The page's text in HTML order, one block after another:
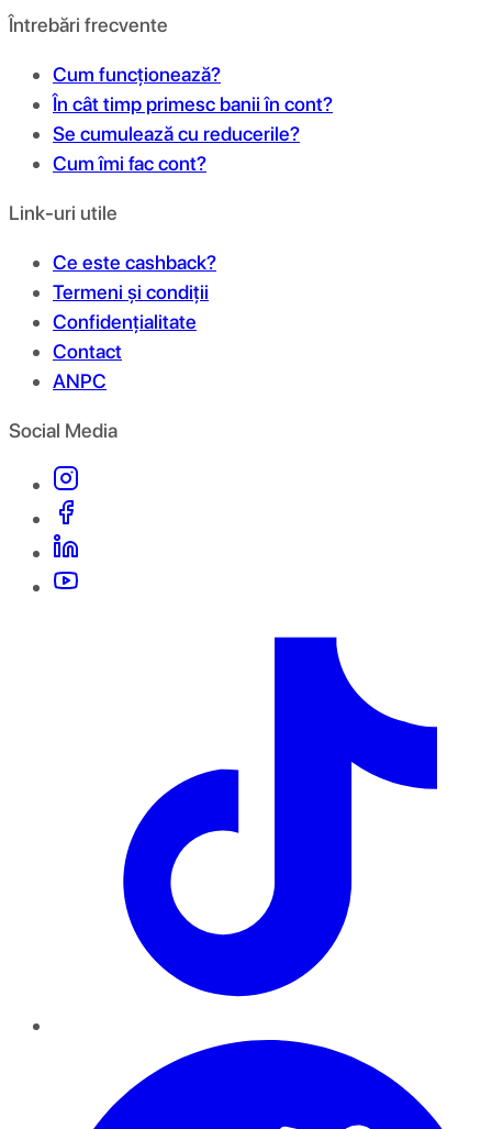
Întrebări frecvente
Cum funcționează?
În cât timp primesc banii în cont?
Se cumulează cu reducerile?
Cum îmi fac cont?
Link-uri utile
Ce este cashback?
Termeni și condiții
Confidențialitate
Contact
ANPC
Social Media